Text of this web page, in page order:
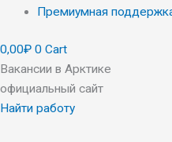
Премиумная
0,00₽ 0 Cart
Вакансии в Арктике
официальный сайт
Найти работу